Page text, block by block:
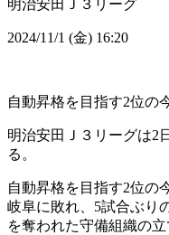
明治安田Ｊ３リーグ
2024/11/1 (金) 16:20
自動昇格を目指す2位の
明治安田Ｊ３リーグは2
る。
自動昇格を目指す2位の
岐阜に敗れ、5試合ぶり
を奪われた守備組織の